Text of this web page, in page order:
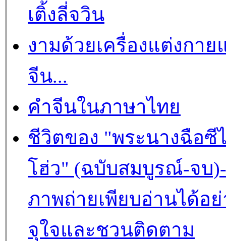
เติ้งลี่จวิน
งามด้วยเครื่องแต่งกาย
จีน...
คำจีนในภาษาไทย
ชีวิตของ "พระนางฉือซี
โฮ่ว" (ฉบับสมบูรณ์-จบ)-
ภาพถ่ายเพียบอ่านได้อย่
จุใจและชวนติดตาม